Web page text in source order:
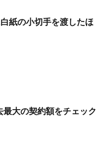
紙の小切手を渡したほ
大の契約額をチェック